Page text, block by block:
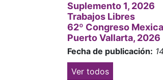
Suplemento 1, 2026
Trabajos Libres
62º Congreso
Puerto Vallarta, 2026
Fecha de publicación:
Ver todos